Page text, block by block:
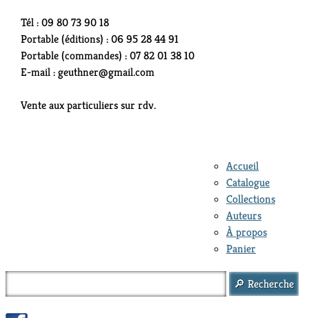
Tél : 09 80 73 90 18
Portable (éditions) : 06 95 28 44 91
Portable (commandes) : 07 82 01 38 10
E-mail : geuthner@gmail.com
Vente aux particuliers sur rdv.
Accueil
Catalogue
Collections
Auteurs
À propos
Panier